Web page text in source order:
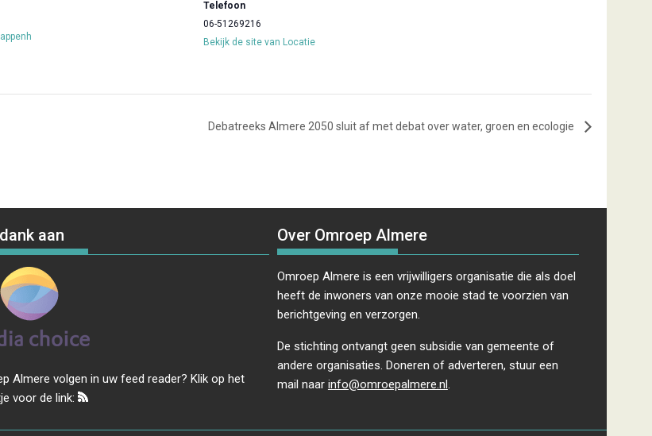
Telefoon
06-51269216
Bekijk de site van Locatie
Debatreeks Almere 2050 sluit af met debat over water, groen en ecologie
aan
Almere volgen in uw feed reader? Klik op het
voor de link:
Over Omroep Almere
Omroep Almere is een vrijwilligers organisatie die als doel
heeft de inwoners van onze mooie stad te voorzien van
berichtgeving en verzorgen.
De stichting ontvangt geen subsidie van gemeente of
andere organisaties. Doneren of adverteren, stuur een
mail naar info@omroepalmere.nl.